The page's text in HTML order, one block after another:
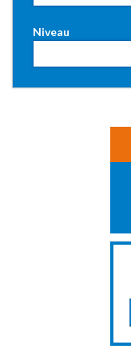
Niveau